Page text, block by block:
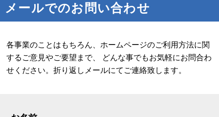
メールでのお問い合わせ
各事業のことはもちろん、ホームページのご利用方法に関
するご意見やご要望まで、
どんな事でもお気軽にお問合わ
せください。折り返しメールにてご連絡致します。